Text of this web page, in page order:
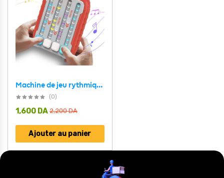
Machine de jeu rythmique anti-stress avec musique et lumière – لعبة أطفال مسلية
(0)
2,200DA
1,600 DA
Ajouter au panier